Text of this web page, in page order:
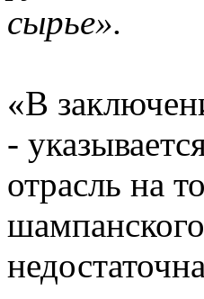
сырье».
«В
-
отрасль на